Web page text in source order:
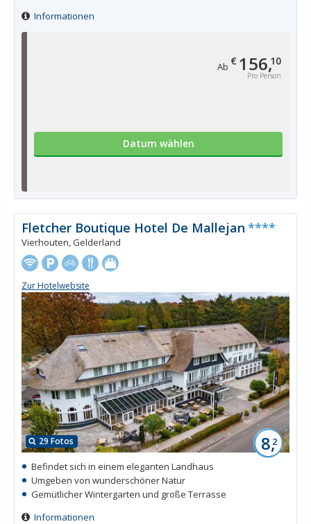
Ab € 156,10
Pro Person
Datum wählen
Informationen
29 Fotos 8,2
Fletcher Boutique Hotel De Mallejan ****
Vierhouten, Gelderland
Zur Hotelwebsite
Befindet sich in einem eleganten Landhaus
Umgeben von wunderschöner Natur
Gemütlicher Wintergarten und große Terrasse
Informationen